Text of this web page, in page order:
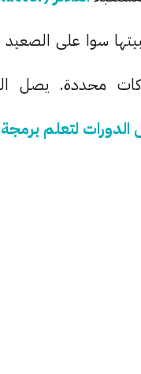
سوا على
محددة. يصل
لتعلم برمجة